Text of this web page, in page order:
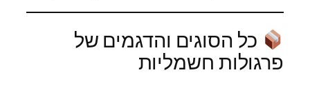
כל הסוגים והדגמים של
פרגולות חשמליות